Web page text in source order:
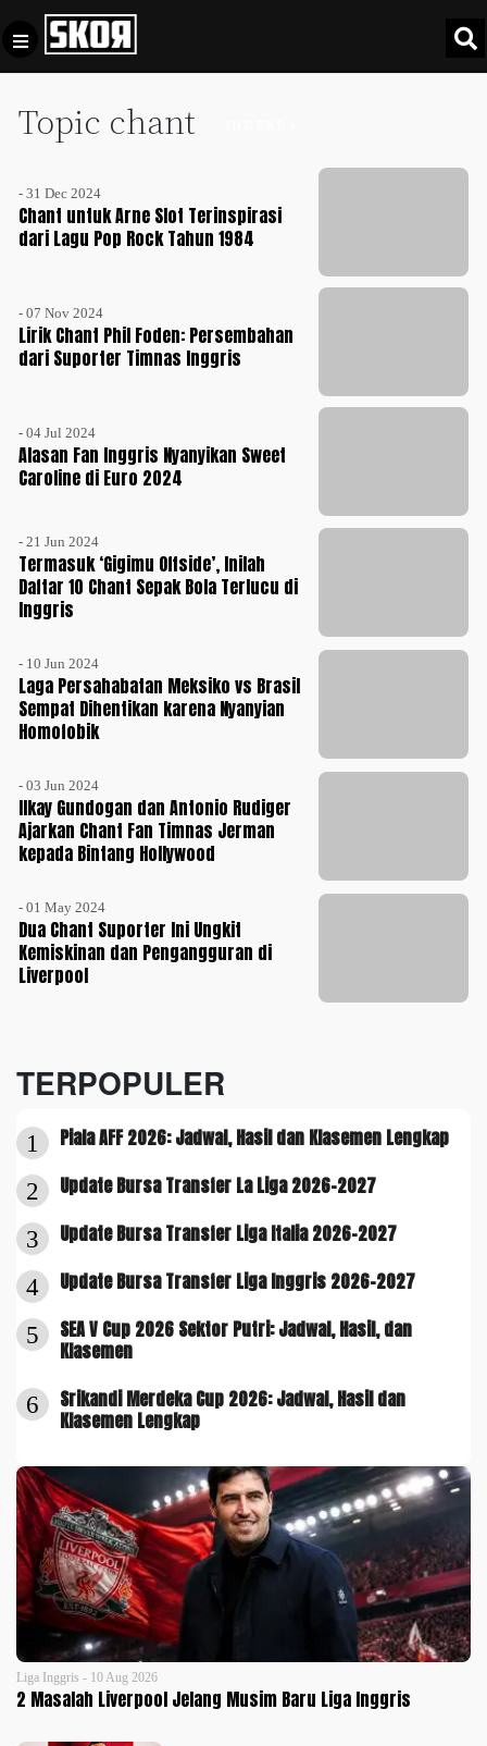
Topic chant
- 31 Dec 2024
Chant untuk Arne Slot Terinspirasi
dari Lagu Pop Rock Tahun 1984
- 07 Nov 2024
Lirik Chant Phil Foden: Persembahan
dari Suporter Timnas Inggris
- 04 Jul 2024
Alasan Fan Inggris Nyanyikan Sweet
Caroline di Euro 2024
- 21 Jun 2024
Termasuk ‘Gigimu Offside’, Inilah
Daftar 10 Chant Sepak Bola Terlucu di
Inggris
- 10 Jun 2024
Laga Persahabatan Meksiko vs Brasil
Sempat Dihentikan karena Nyanyian
Homofobik
- 03 Jun 2024
Ilkay Gundogan dan Antonio Rudiger
Ajarkan Chant Fan Timnas Jerman
kepada Bintang Hollywood
- 01 May 2024
Dua Chant Suporter Ini Ungkit
Kemiskinan dan Pengangguran di
Liverpool
TERPOPULER
1 Piala AFF 2026: Jadwal, Hasil dan Klasemen Lengkap
2 Update Bursa Transfer La Liga 2026-2027
3 Update Bursa Transfer Liga Italia 2026-2027
4 Update Bursa Transfer Liga Inggris 2026-2027
5
SEA V Cup 2026 Sektor Putri: Jadwal, Hasil, dan
Klasemen
6
Srikandi Merdeka Cup 2026: Jadwal, Hasil dan
Klasemen Lengkap
Liga Inggris - 10 Aug 2026
2 Masalah Liverpool Jelang Musim Baru Liga Inggris
Football +
Culture
Timnas
Indonesia
SPECIAL
Video
Privacy
Pedoman
Pemberitaan
Media
Disclaimer
Tentang